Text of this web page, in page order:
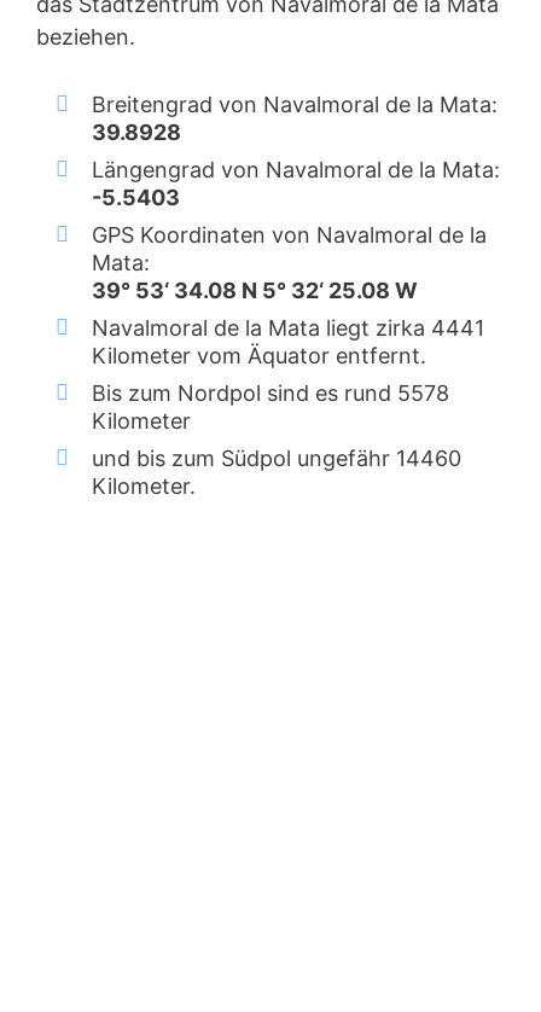
beziehen.
Breitengrad von Navalmoral de la Mata:
39.8928
Längengrad von Navalmoral de la Mata:
-5.5403
GPS Koordinaten von Navalmoral de la
Mata:
39° 53‘ 34.08 N 5° 32‘ 25.08 W
Navalmoral de la Mata liegt zirka 4441
Kilometer vom Äquator entfernt.
Bis zum Nordpol sind es rund 5578
Kilometer
und bis zum Südpol ungefähr 14460
Kilometer.